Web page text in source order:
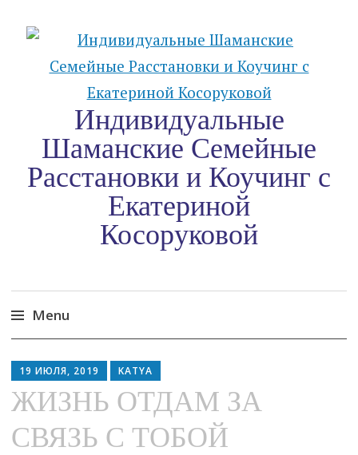
Индивидуальные
Шаманские Семейные
Расстановки и Коучинг c
Екатериной
Косоруковой
Menu
to
content
19 ИЮЛЯ, 2019 KATYA
ЖИЗНЬ ОТДАМ ЗА
СВЯЗЬ С ТОБОЙ